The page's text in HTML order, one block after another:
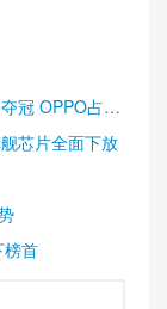
冠 OPPO占据
芯片全面下放
榜首